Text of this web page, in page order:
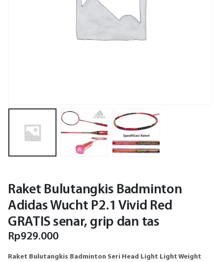
Raket Bulutangkis Badminton
Adidas Wucht P2.1 Vivid Red
GRATIS senar, grip dan tas
Rp929.000
Raket Bulutangkis Badminton Seri Head Light Light Weight